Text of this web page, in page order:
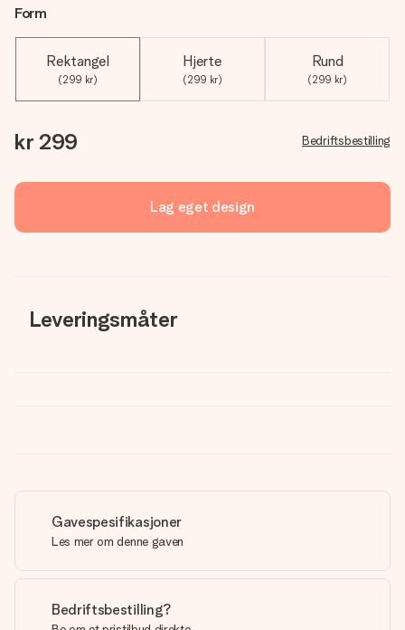
Form
Rektangel
(299 kr)
Hjerte
(299 kr)
Rund
(299 kr)
kr 299 Bedriftsbestilling
Lag eget design
Leveringsmåter
Gavespesifikasjoner
Les mer om denne gaven
Bedriftsbestilling?